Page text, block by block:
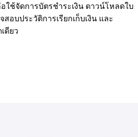
ใช้จัดการบัตรชำระเงิน ดาวน์โหลดใบ
อบประวัติการเรียกเก็บเงิน และ
ดียว